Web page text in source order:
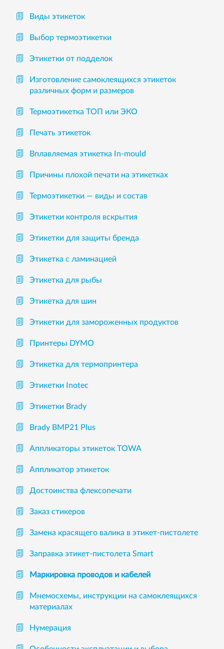
Виды этикеток
Выбор термоэтикетки
Этикетки от подделок
Изготовление самоклеящихся этикеток
различных форм и размеров
Термоэтикетка ТОП или ЭКО
Печать этикеток
Вплавляемая этикетка In-mould
Причины плохой печати на этикетках
Термоэтикетки — виды и состав
Этикетки контроля вскрытия
Этикетки для защиты бренда
Этикетка с ламинацией
Этикетка для рыбы
Этикетка для шин
Этикетки для замороженных продуктов
Принтеры DYMO
Этикетка для термопринтера
Этикетки Inotec
Этикетки Brady
Brady BMP21 Plus
Аппликаторы этикеток TOWA
Аппликатор этикеток
Достоинства флексопечати
Заказ стикеров
Замена красящего валика в этикет-пистолете
Заправка этикет-пистолета Smart
Маркировка проводов и кабелей
Мнемосхемы, инструкции на самоклеящихся
материалах
Нумерация